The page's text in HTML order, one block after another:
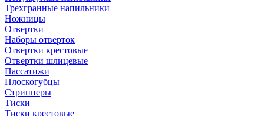
Трехгранные напильники
Ножницы
Отвертки
Наборы отверток
Отвертки крестовые
Отвертки шлицевые
Пассатижи
Плоскогубцы
Стрипперы
Тиски
Тиски крестовые